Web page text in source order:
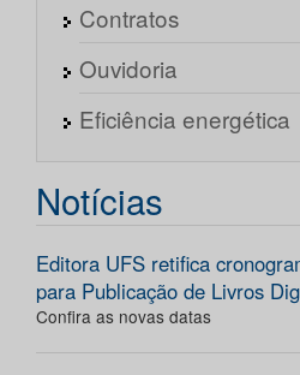
Contratos
Ouvidoria
Eficiência energética
Notícias
Editora UFS retifica
para Publicação de Livros
Confira as novas datas